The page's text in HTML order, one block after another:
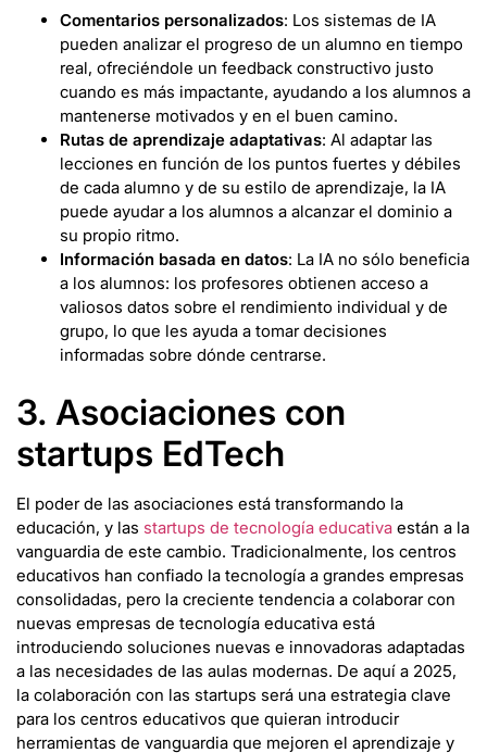
Comentarios personalizados: Los sistemas de IA
pueden analizar el progreso de un alumno en tiempo
real, ofreciéndole un feedback constructivo justo
cuando es más impactante, ayudando a los alumnos a
mantenerse motivados y en el buen camino.
Rutas de aprendizaje adaptativas: Al adaptar las
lecciones en función de los puntos fuertes y débiles
de cada alumno y de su estilo de aprendizaje, la IA
puede ayudar a los alumnos a alcanzar el dominio a
su propio ritmo.
Información basada en datos: La IA no sólo beneficia
a los alumnos: los profesores obtienen acceso a
valiosos datos sobre el rendimiento individual y de
grupo, lo que les ayuda a tomar decisiones
informadas sobre dónde centrarse.
3. Asociaciones con
startups EdTech
El poder de las asociaciones está transformando la
educación, y las startups de tecnología educativa están a la
vanguardia de este cambio. Tradicionalmente, los centros
educativos han confiado la tecnología a grandes empresas
consolidadas, pero la creciente tendencia a colaborar con
nuevas empresas de tecnología educativa está
introduciendo soluciones nuevas e innovadoras adaptadas
a las necesidades de las aulas modernas. De aquí a 2025,
la colaboración con las startups será una estrategia clave
para los centros educativos que quieran introducir
herramientas de vanguardia que mejoren el aprendizaje y